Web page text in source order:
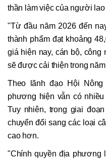
thần làm việc của người
"Từ đầu năm 2026 đến
thành phẩm đạt khoảng
giá hiện nay, cán bộ, công
sẽ được cải thiện trong
Theo lãnh đạo Hội
phương hiện vẫn có
Tuy nhiên, trong giai
chuyển đổi sang các loại
cao hơn.
"Chính quyền địa phương